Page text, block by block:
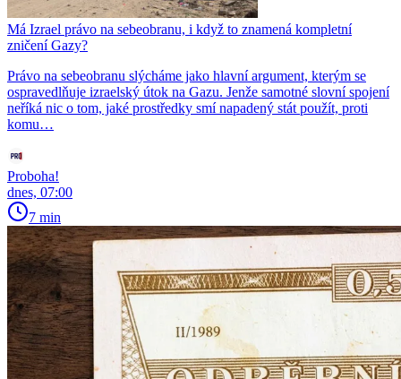
Má Izrael právo na sebeobranu, i když to znamená kompletní
zničení Gazy?
Právo na sebeobranu slýcháme jako hlavní argument, kterým se
ospravedlňuje izraelský útok na Gazu. Jenže samotné slovní spojení
neříká nic o tom, jaké prostředky smí napadený stát použít, proti
komu…
Proboha!
dnes, 07:00
7 min